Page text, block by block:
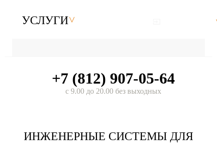
УСЛУГИ
+7 (812) 907-05-64
с 9.00 до 20.00 без выходных
ИНЖЕНЕРНЫЕ СИСТЕМЫ ДЛЯ